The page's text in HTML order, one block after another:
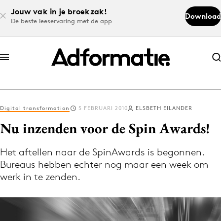
Jouw vak in je broekzak!
De beste leeservaring met de app
Download
Abonneer nu
Abonneer nu
Log in
Download de app
Volg het laatste nieuws via de Adformatie
Digital transformation 5 FEBRUARI 2010 ELSBETH EILANDER
Nu inzenden voor de Spin Awards!
Het aftellen naar de SpinAwards is begonnen.
Bureaus hebben echter nog maar een week om
werk in te zenden.